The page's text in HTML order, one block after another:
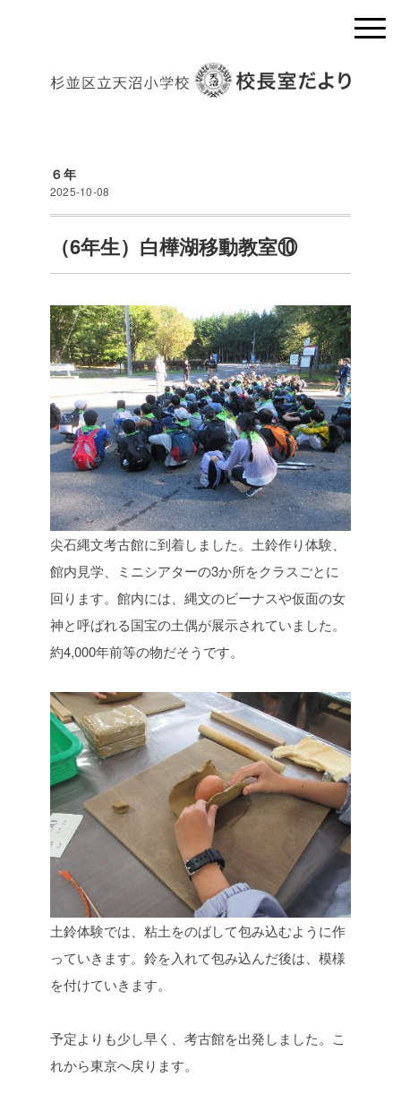
６年
2025-10-08
（6年生）白樺湖移動教室⑩
尖石縄文考古館に到着しました。土鈴作り体験、
館内見学、ミニシアターの3か所をクラスごとに
回ります。館内には、縄文のビーナスや仮面の女
神と呼ばれる国宝の土偶が展示されていました。
約4,000年前等の物だそうです。
土鈴体験では、粘土をのばして包み込むように作
っていきます。鈴を入れて包み込んだ後は、模様
を付けていきます。
予定よりも少し早く、考古館を出発しました。こ
れから東京へ戻ります。